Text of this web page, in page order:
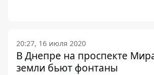
20:27, 16 июля 2020
В Днепре на проспекте
земли бьют фонтаны